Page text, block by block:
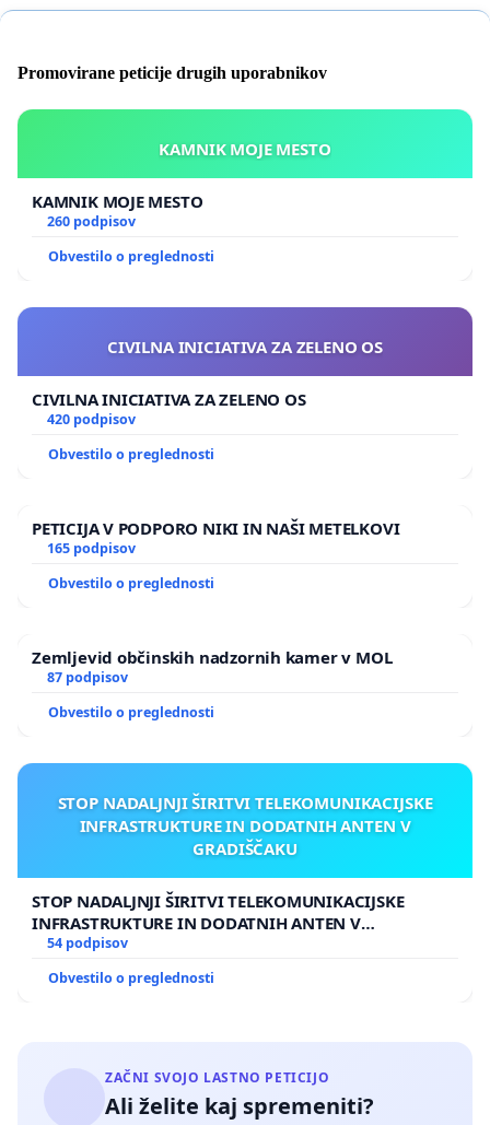
Promovirane peticije drugih uporabnikov
KAMNIK MOJE MESTO
KAMNIK MOJE MESTO
260 podpisov
Obvestilo o preglednosti
CIVILNA INICIATIVA ZA ZELENO OS
CIVILNA INICIATIVA ZA ZELENO OS
420 podpisov
Obvestilo o preglednosti
PETICIJA V PODPORO NIKI IN NAŠI METELKOVI
165 podpisov
Obvestilo o preglednosti
Zemljevid občinskih nadzornih kamer v MOL
87 podpisov
Obvestilo o preglednosti
STOP NADALJNJI ŠIRITVI TELEKOMUNIKACIJSKE
INFRASTRUKTURE IN DODATNIH ANTEN V
GRADIŠČAKU
STOP NADALJNJI ŠIRITVI TELEKOMUNIKACIJSKE
INFRASTRUKTURE IN DODATNIH ANTEN V
GRADIŠČAKU
54 podpisov
Obvestilo o preglednosti
ZAČNI SVOJO LASTNO PETICIJO
Ali želite kaj spremeniti?